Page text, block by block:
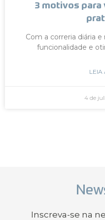
3 motivos para
Com a correria diária
funcionalidade e
LEIA
4 de
Inscreva-se na